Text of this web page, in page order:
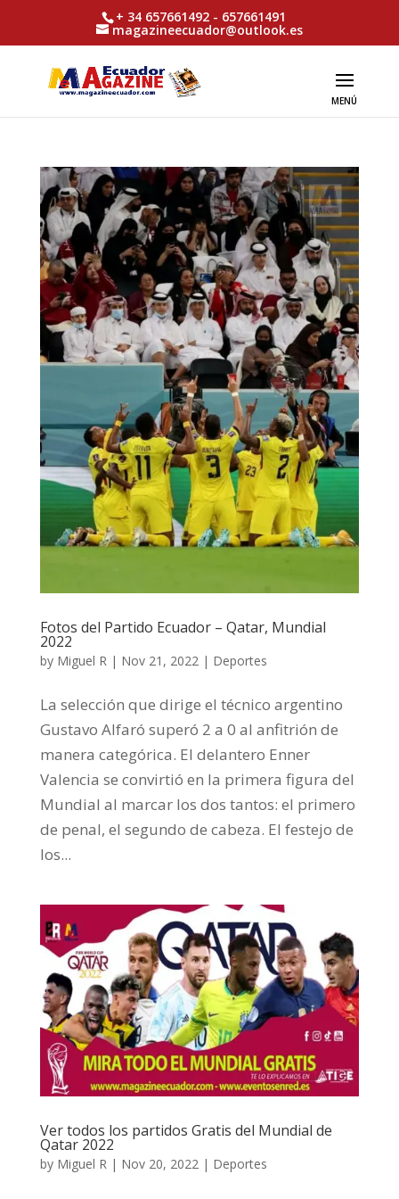
+ 34 657661492 - 657661491
magazineecuador@outlook.es
Fotos del Partido Ecuador – Qatar, Mundial
2022
by Miguel R| Nov 21, 2022| Deportes
La selección que dirige el técnico argentino
Gustavo Alfaró superó 2 a 0 al anfitrión de
manera categórica. El delantero Enner
Valencia se convirtió en la primera figura del
Mundial al marcar los dos tantos: el primero
de penal, el segundo de cabeza. El festejo de
los...
Ver todos los partidos Gratis del Mundial de
Qatar 2022
by Miguel R| Nov 20, 2022| Deportes